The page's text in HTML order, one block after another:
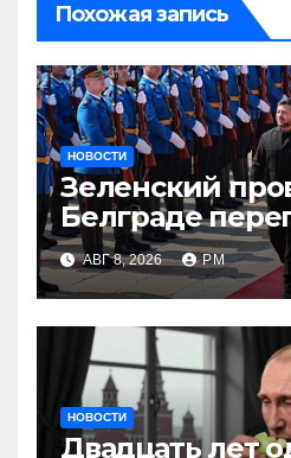
Похожая запись
НОВОСТИ
Зеленский
Белграде
Вучичем
АВГ 8, 2026 РМ
НОВОСТИ
Двадцать лет